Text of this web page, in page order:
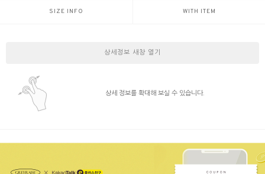
SIZE INFO WITH ITEM
상세정보 새창 열기
상세 정보를 확대해 보실 수 있습니다.